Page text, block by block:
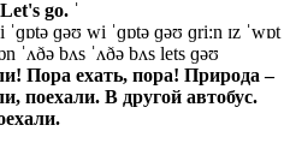
go. ˈ
ˈɡɒtə ɡəʊ wi ˈɡɒtə ɡəʊ ɡri:n ɪz ˈwɒt
ˈʌðə bʌs ˈʌðə bʌs lets ɡəʊ
Пора ехать, пора! Природа –
поехали. В другой автобус.